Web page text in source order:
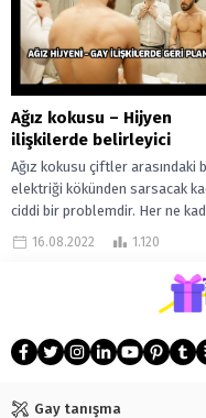
Ağız kokusu – Hijyen
ilişkilerde belirleyici
Ağız kokusu çiftler arasındaki
elektriği kökünden sarsacak
ciddi bir problemdir. Her ne
kadın erkek ilişkileri öncelikli
16.08.2022 1.120
Gay tanışma